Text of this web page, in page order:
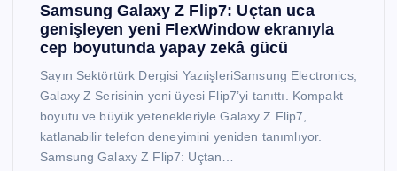
Samsung Galaxy Z Flip7: Uçtan uca
genişleyen yeni FlexWindow ekranıyla
cep boyutunda yapay zekâ gücü
Sayın Sektörtürk Dergisi YazıişleriSamsung Electronics,
Galaxy Z Serisinin yeni üyesi Flip7’yi tanıttı. Kompakt
boyutu ve büyük yetenekleriyle Galaxy Z Flip7,
katlanabilir telefon deneyimini yeniden tanımlıyor.
Samsung Galaxy Z Flip7: Uçtan…